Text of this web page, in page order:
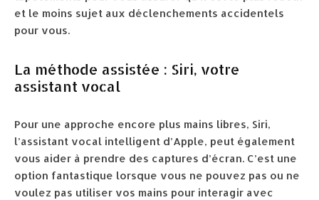
et le moins sujet aux déclenchements accidentels
pour vous.
La méthode assistée : Siri, votre
assistant vocal
Pour une approche encore plus mains libres, Siri,
l’assistant vocal intelligent d’Apple, peut également
vous aider à prendre des captures d’écran. C’est une
option fantastique lorsque vous ne pouvez pas ou ne
voulez pas utiliser vos mains pour interagir avec